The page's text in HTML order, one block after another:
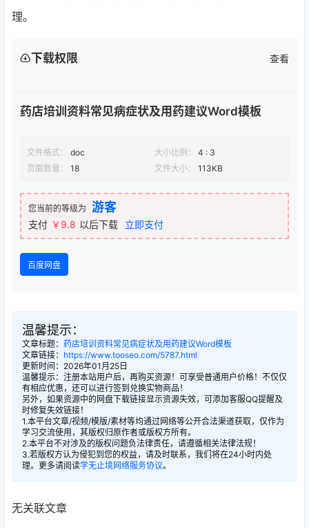
理。
下载权限 查看
药店培训资料常见病症状及用药建议Word模板
文件格式： doc 大小比例：
4 : 3
页面数量：
18 文件大小： 113KB
您当前的等级为 游客
支付 ￥9.8 以后下载 立即支付
百度网盘
温馨提示：
文章标题： 药店培训资料常见病症状及用药建议Word模板
文章链接： https://www.tooseo.com/5787.html
更新时间：2026年01月25日
温馨提示：注册本站用户后，再购买资源！可享受普通用户价格！不仅仅
有相应优惠，还可以进行签到兑换实物商品！
另外，如果资源中的网盘下载链接显示资源失效，可添加客服QQ提醒及
时修复失效链接！
1.本平台文章/视频/模版/素材等均通过网络等公开合法渠道获取，仅作为
学习交流使用，其版权归原作者或版权方所有。
2.本平台不对涉及的版权问题负法律责任，请遵循相关法律法规！
3.若版权方认为侵犯到您的权益，请及时联系，我们将在24小时内处
理。更多请阅读学无止境网络服务协议。
无关联文章